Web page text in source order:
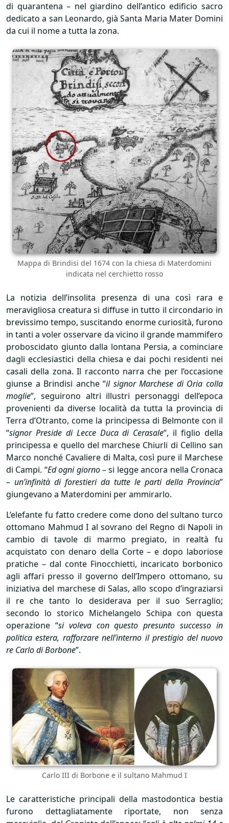
di quarantena – nel giardino dell’antico edificio sacro
dedicato a san Leonardo, già Santa Maria Mater Domini
da cui il nome a tutta la zona.
Mappa di Brindisi del 1674 con la chiesa di Materdomini
indicata nel cerchietto rosso
La notizia dell’insolita presenza di una così rara e
meravigliosa creatura si diffuse in tutto il circondario in
brevissimo tempo, suscitando enorme curiosità, furono
in tanti a voler osservare da vicino il grande mammifero
proboscidato giunto dalla lontana Persia, a cominciare
dagli ecclesiastici della chiesa e dai pochi residenti nei
casali della zona. Il racconto narra che per l’occasione
giunse a Brindisi anche “il signor Marchese di Oria colla
moglie”, seguirono altri illustri personaggi dell’epoca
provenienti da diverse località da tutta la provincia di
Terra d’Otranto, come la principessa di Belmonte con il
“signor Preside di Lecce Duca di Cerasale”, il figlio della
principessa e quello del marchese Chiurli di Cellino san
Marco nonché Cavaliere di Malta, così pure il Marchese
di Campi. “Ed ogni giorno– si legge ancora nella Cronaca
– un’infinità di forestieri da tutte le parti della Provincia”
giungevano a Materdomini per ammirarlo.
L’elefante fu fatto credere come dono del sultano turco
ottomano Mahmud I al sovrano del Regno di Napoli in
cambio di tavole di marmo pregiato, in realtà fu
acquistato con denaro della Corte – e dopo laboriose
pratiche – dal conte Finocchietti, incaricato borbonico
agli affari presso il governo dell’Impero ottomano, su
iniziativa del marchese di Salas, allo scopo d’ingraziarsi
il re che tanto lo desiderava per il suo Serraglio;
secondo lo storico Michelangelo Schipa con questa
operazione “si voleva con questo presunto successo in
politica estera, rafforzare nell’interno il prestigio del nuovo
re Carlo di Borbone”.
Carlo III di Borbone e il sultano Mahmud I
Le caratteristiche principali della mastodontica bestia
furono dettagliatamente riportate, non senza